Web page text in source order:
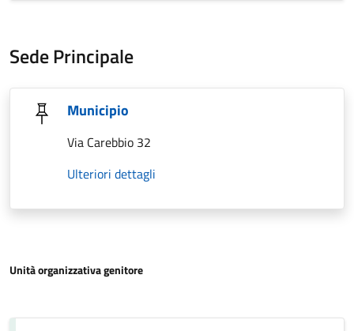
Sede Principale
Municipio
Via Carebbio 32
Ulteriori dettagli
Unità organizzativa genitore